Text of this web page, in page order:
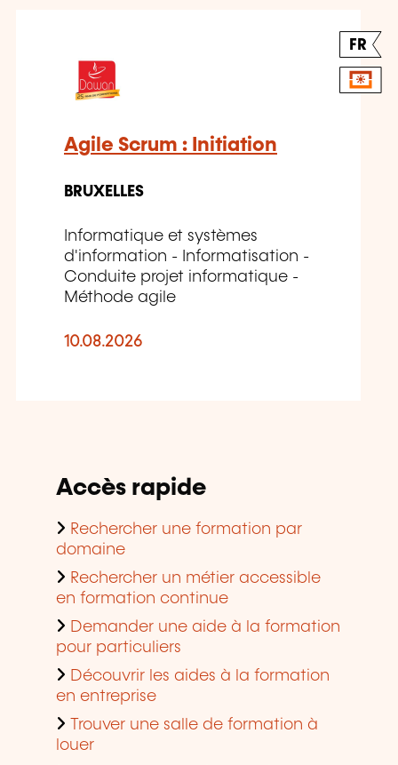
FR
Agile Scrum : Initiation
BRUXELLES
Informatique et systèmes
d'information - Informatisation -
Conduite projet informatique -
Méthode agile
10.08.2026
Accès rapide
Rechercher une formation par
domaine
Rechercher un métier accessible
en formation continue
Demander une aide à la formation
pour particuliers
Découvrir les aides à la formation
en entreprise
Trouver une salle de formation à
louer